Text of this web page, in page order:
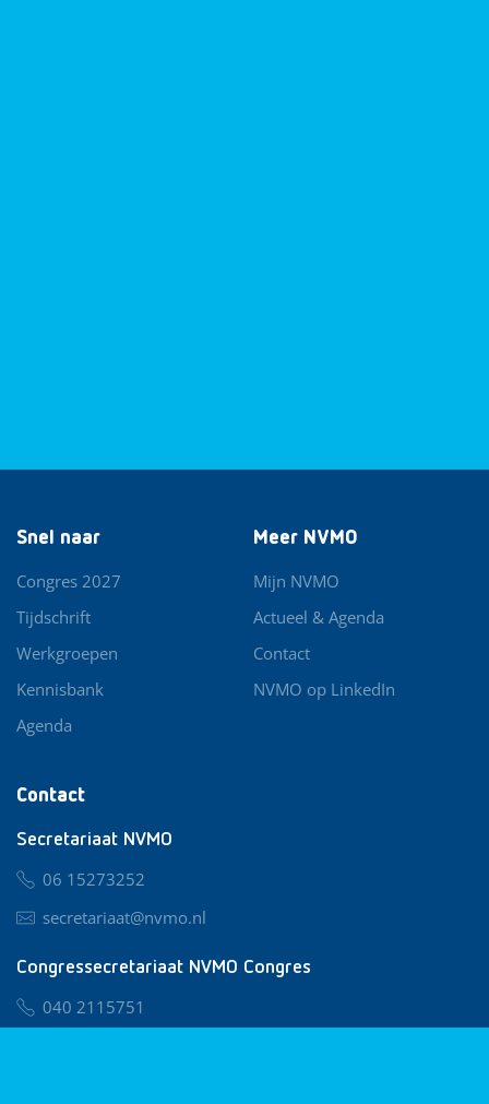
Contact
Secretariaat NVMO
06 15273252
secretariaat@nvmo.nl
Congressecretariaat NVMO Congres
040 2115751
Snel naar
Congres 2027
Tijdschrift
Werkgroepen
Kennisbank
Agenda
Meer NVMO
Mijn NVMO
Actueel & Agenda
Contact
NVMO op LinkedIn